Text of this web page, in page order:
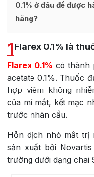
0.1% ở đâu để được
hãng?
1Flarex 0.1% là
Flarex 0.1% có thành
acetate 0.1%. Thuốc
hợp viêm không
của mí mắt, kết mạc
trước nhãn cầu.
Hỗn dịch nhỏ mắt trị
sản xuất bởi
trường dưới dạng chai